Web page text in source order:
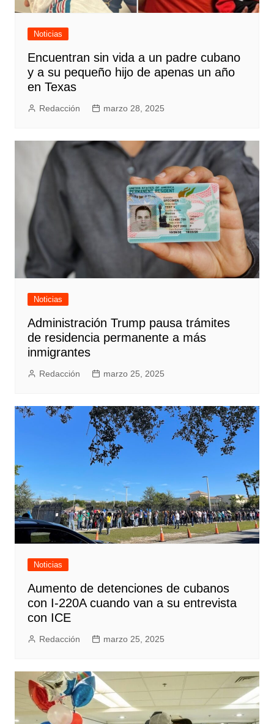
Noticias
Encuentran sin vida a un padre cubano
y a su pequeño hijo de apenas un año
en Texas
Redacción marzo 28, 2025
Noticias
Administración Trump pausa trámites
de residencia permanente a más
inmigrantes
Redacción marzo 25, 2025
Noticias
Aumento de detenciones de cubanos
con I-220A cuando van a su entrevista
con ICE
Redacción marzo 25, 2025